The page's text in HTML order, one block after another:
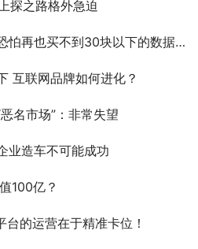
探之路格外急迫
再也买不到30块以下的数据线
互联网品牌如何进化？
名市场”：非常失望
业造车不可能成功
100亿？
的运营在于精准卡位！